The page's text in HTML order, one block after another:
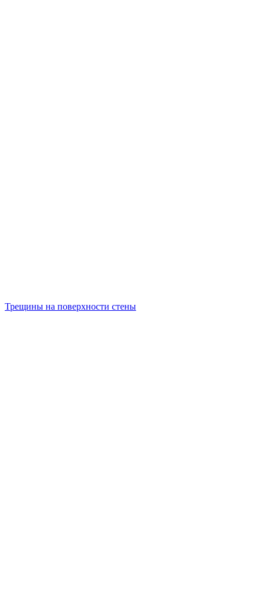
Трещины на поверхности стены